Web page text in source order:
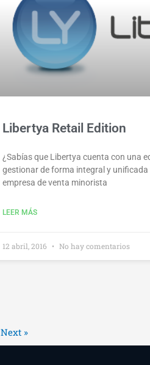
Libertya Retail Edition
¿Sabías que Libertya cuenta con una
gestionar de forma integral y
empresa de venta minorista
LEER MÁS
12 abril, 2016 No hay comentarios
Next »